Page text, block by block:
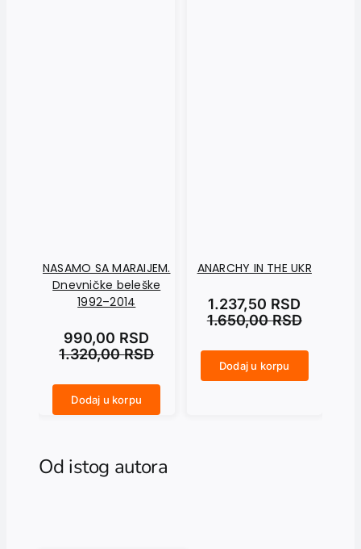
NASAMO SA MARAIJEM.
Dnevničke beleške
1992–2014
1.320,00RSD
990,00 RSD
Dodaj u korpu
ANARCHY IN THE UKR
1.650,00RSD
1.237,50 RSD
Dodaj u korpu
Od istog autora